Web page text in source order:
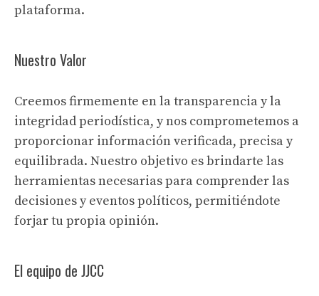
plataforma.
Nuestro Valor
Creemos firmemente en la transparencia y la
integridad periodística, y nos comprometemos a
proporcionar información verificada, precisa y
equilibrada. Nuestro objetivo es brindarte las
herramientas necesarias para comprender las
decisiones y eventos políticos, permitiéndote
forjar tu propia opinión.
El equipo de JJCC